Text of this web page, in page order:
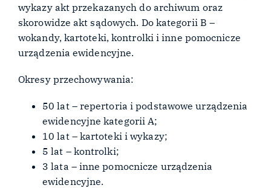
wykazy akt przekazanych do archiwum oraz
skorowidze akt sądowych. Do kategorii B –
wokandy, kartoteki, kontrolki i inne pomocnicze
urządzenia ewidencyjne.
Okresy przechowywania:
50 lat – repertoria i podstawowe urządzenia
ewidencyjne kategorii A;
10 lat – kartoteki i wykazy;
5 lat – kontrolki;
3 lata – inne pomocnicze urządzenia
ewidencyjne.